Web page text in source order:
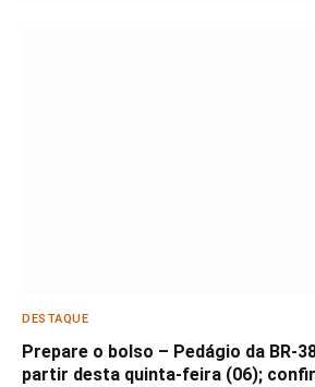
DESTAQUE
Prepare o bolso – Pedágio da BR-
partir desta quinta-feira (06);